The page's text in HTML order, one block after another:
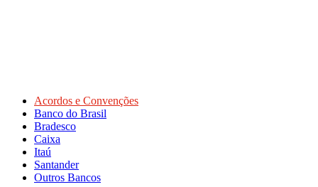
Acordos e Convenções
Banco do Brasil
Bradesco
Caixa
Itaú
Santander
Outros Bancos